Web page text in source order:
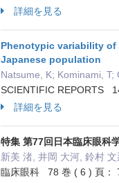
詳細を見る
Phenotypic variability of
Japanese population
Natsume, K; Kominami,
SCIENTIFIC REPORTS
詳細を見る
特集 第77回日本臨床眼科
新美 渚, 井岡 大河, 鈴村
臨床眼科 78 巻 ( 6 ) 頁：